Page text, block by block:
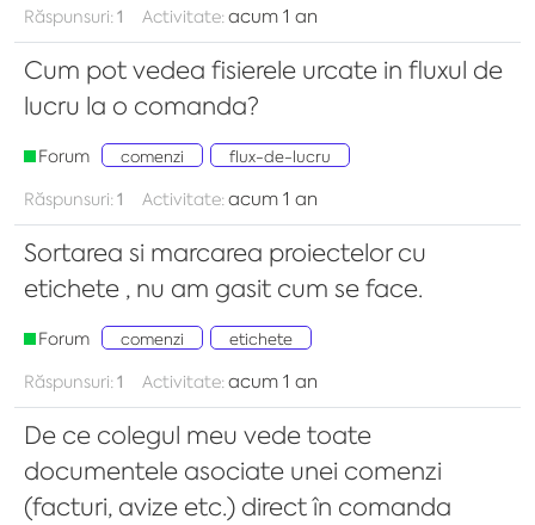
Răspunsuri:1 Activitate:acum 1 an
Cum pot vedea fisierele urcate in fluxul de
lucru la o comanda?
Forum comenzi flux-de-lucru
Răspunsuri:1 Activitate:acum 1 an
Sortarea si marcarea proiectelor cu
etichete , nu am gasit cum se face.
Forum comenzi etichete
Răspunsuri:1 Activitate:acum 1 an
De ce colegul meu vede toate
documentele asociate unei comenzi
(facturi, avize etc.) direct în comanda